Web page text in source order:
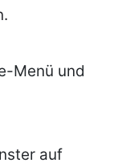
Menü und
auf